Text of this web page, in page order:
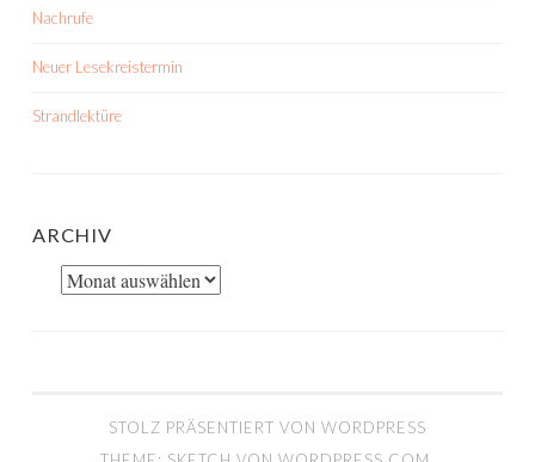
Nachrufe
Neuer Lesekreistermin
Strandlektüre
ARCHIV
Archiv
STOLZ PRÄSENTIERT VON WORDPRESS